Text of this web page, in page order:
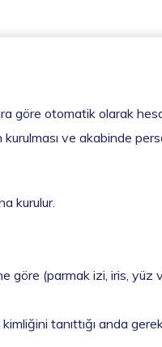
göre otomatik olarak
kurulması ve akabinde
kurulur.
(parmak izi, iris, yüz
tanıttığı anda